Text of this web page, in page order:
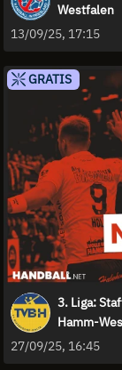
Westfalen
13/09/25, 17:15
GRATIS
3. Liga:
Hamm-
27/09/25, 16:45